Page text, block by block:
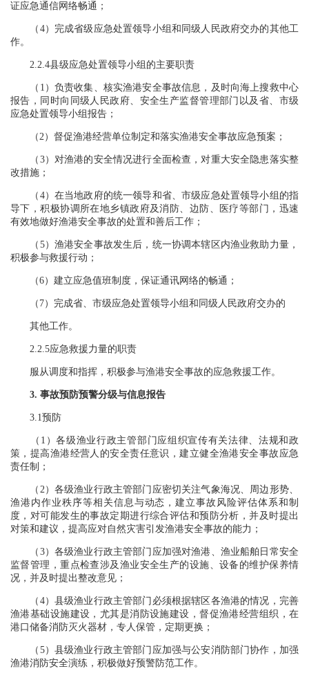
证应急通信网络畅通；
（4）完成省级应急处置领导小组和同级人民政府交办的其他工
作。
2.2.4县级应急处置领导小组的主要职责
（1）负责收集、核实渔港安全事故信息，及时向海上搜救中心
报告，同时向同级人民政府、安全生产监督管理部门以及省、市级
应急处置领导小组报告；
（2）督促渔港经营单位制定和落实渔港安全事故应急预案；
（3）对渔港的安全情况进行全面检查，对重大安全隐患落实整
改措施；
（4）在当地政府的统一领导和省、市级应急处置领导小组的指
导下，积极协调所在地乡镇政府及消防、边防、医疗等部门，迅速
有效地做好渔港安全事故的处置和善后工作；
（5）渔港安全事故发生后，统一协调本辖区内渔业救助力量，
积极参与救援行动；
（6）建立应急值班制度，保证通讯网络的畅通；
（7）完成省、市级应急处置领导小组和同级人民政府交办的
其他工作。
2.2.5应急救援力量的职责
服从调度和指挥，积极参与渔港安全事故的应急救援工作。
3. 事故预防预警分级与信息报告
3.1预防
（1）各级渔业行政主管部门应组织宣传有关法律、法规和政
策，提高渔港经营人的安全责任意识，建立健全渔港安全事故应急
责任制；
（2）各级渔业行政主管部门应密切关注气象海况、周边形势、
渔港内作业秩序等相关信息与动态，建立事故风险评估体系和制
度，对可能发生的事故定期进行综合评估和预防分析，并及时提出
对策和建议，提高应对自然灾害引发渔港安全事故的能力；
（3）各级渔业行政主管部门应加强对渔港、渔业船舶日常安全
监督管理，重点检查涉及渔业安全生产的设施、设备的维护保养情
况，并及时提出整改意见；
（4）县级渔业行政主管部门必须根据辖区各渔港的情况，完善
渔港基础设施建设，尤其是消防设施建设，督促渔港经营组织，在
港口储备消防灭火器材，专人保管，定期更换；
（5）县级渔业行政主管部门应加强与公安消防部门协作，加强
渔港消防安全演练，积极做好预警防范工作。